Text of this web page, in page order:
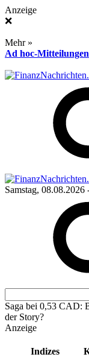
Anzeige
❌
Mehr »
Ad hoc-Mitteilungen
Samstag, 08.08.2026
Saga bei 0,53 CAD:
der Story?
Anzeige
Indizes